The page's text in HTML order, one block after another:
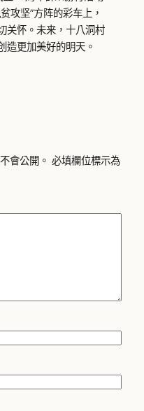
攻坚”方阵的彩车上，
关怀。未来，十八洞村
造更加美好的明天。
會公開。 必填欄位標示為